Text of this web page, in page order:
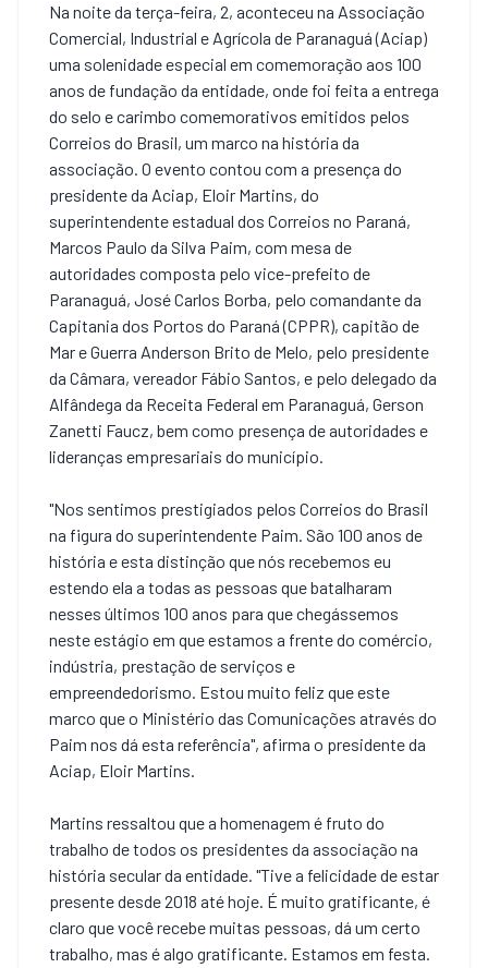
Na noite da terça-feira, 2, aconteceu na Associação
Comercial, Industrial e Agrícola de Paranaguá (Aciap)
uma solenidade especial em comemoração aos 100
anos de fundação da entidade, onde foi feita a entrega
do selo e carimbo comemorativos emitidos pelos
Correios do Brasil, um marco na história da
associação. O evento contou com a presença do
presidente da Aciap, Eloir Martins, do
superintendente estadual dos Correios no Paraná,
Marcos Paulo da Silva Paim, com mesa de
autoridades composta pelo vice-prefeito de
Paranaguá, José Carlos Borba, pelo comandante da
Capitania dos Portos do Paraná (CPPR), capitão de
Mar e Guerra Anderson Brito de Melo, pelo presidente
da Câmara, vereador Fábio Santos, e pelo delegado da
Alfândega da Receita Federal em Paranaguá, Gerson
Zanetti Faucz, bem como presença de autoridades e
lideranças empresariais do município.
"Nos sentimos prestigiados pelos Correios do Brasil
na figura do superintendente Paim. São 100 anos de
história e esta distinção que nós recebemos eu
estendo ela a todas as pessoas que batalharam
nesses últimos 100 anos para que chegássemos
neste estágio em que estamos a frente do comércio,
indústria, prestação de serviços e
empreendedorismo. Estou muito feliz que este
marco que o Ministério das Comunicações através do
Paim nos dá esta referência", afirma o presidente da
Aciap, Eloir Martins.
Martins ressaltou que a homenagem é fruto do
trabalho de todos os presidentes da associação na
história secular da entidade. "Tive a felicidade de estar
presente desde 2018 até hoje. É muito gratificante, é
claro que você recebe muitas pessoas, dá um certo
trabalho, mas é algo gratificante. Estamos em festa.